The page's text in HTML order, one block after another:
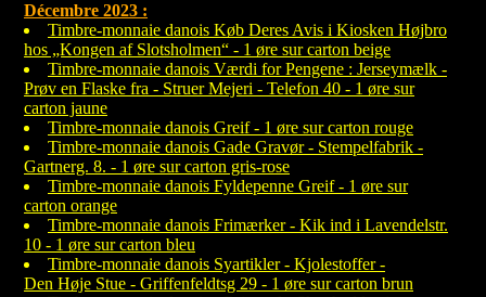
Décembre 2023 :
Timbre-monnaie danois Køb Deres Avis i Kiosken Højbro
hos „Kongen af Slotsholmen“ - 1 øre sur carton beige
Timbre-monnaie danois Værdi for Pengene : Jerseymælk -
Prøv en Flaske fra - Struer Mejeri - Telefon 40 - 1 øre sur
carton jaune
Timbre-monnaie danois Greif - 1 øre sur carton rouge
Timbre-monnaie danois Gade Gravør - Stempelfabrik -
Gartnerg. 8. - 1 øre sur carton gris-rose
Timbre-monnaie danois Fyldepenne Greif - 1 øre sur
carton orange
Timbre-monnaie danois Frimærker - Kik ind i Lavendelstr.
10 - 1 øre sur carton bleu
Timbre-monnaie danois Syartikler - Kjolestoffer -
Den Høje Stue - Griffenfeldtsg 29 - 1 øre sur carton brun